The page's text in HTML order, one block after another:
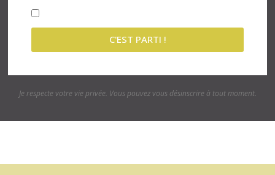
C'EST PARTI !
Je respecte votre vie privée. Vous pouvez vous désinscrire à tout moment.